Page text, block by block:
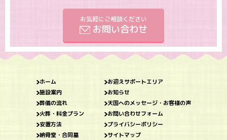
お気軽にご相談ください
お問い合わせ
ホーム
施設案内
葬儀の流れ
火葬・料金プラン
安置方法
納骨堂・合同墓
お迎えサポートエリア
お知らせ
天国へのメッセージ・お客様の声
お問い合わせフォーム
プライバシーポリシー
サイトマップ